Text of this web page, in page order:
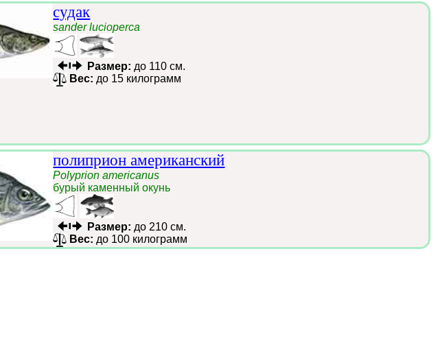
судак
sander lucioperca
Размер: до 110 см.
Вес: до 15 килограмм
полиприон американский
Polyprion americanus
бурый каменный окунь
Размер: до 210 см.
Вес: до 100 килограмм